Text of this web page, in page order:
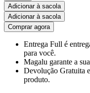
Adicionar à sacola
Adicionar à sacola
Comprar agora
Entrega Full é
para você.
Magalu garante a
Devolução Gratuita
produto.